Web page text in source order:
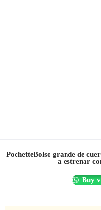
PochetteBolso grande de
a estrenar
Buy